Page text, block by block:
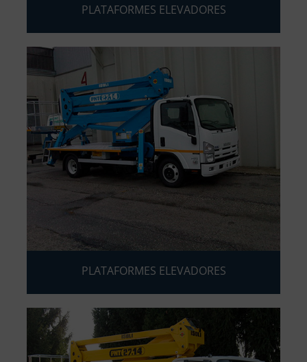
PLATAFORMES ELEVADORES
PLATAFORMES ELEVADORES